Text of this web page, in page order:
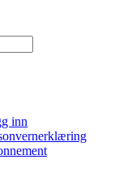
inn